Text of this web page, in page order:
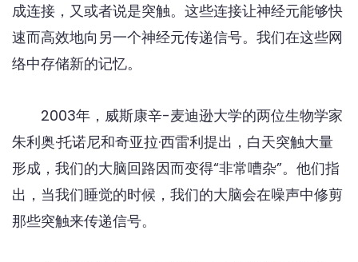
成连接，又或者说是突触。这些连接让神经元能够快
速而高效地向另一个神经元传递信号。我们在这些网
络中存储新的记忆。
2003年，威斯康辛-麦迪逊大学的两位生物学家
朱利奥·托诺尼和奇亚拉·西雷利提出，白天突触大量
形成，我们的大脑回路因而变得“非常嘈杂”。他们指
出，当我们睡觉的时候，我们的大脑会在噪声中修剪
那些突触来传递信号。